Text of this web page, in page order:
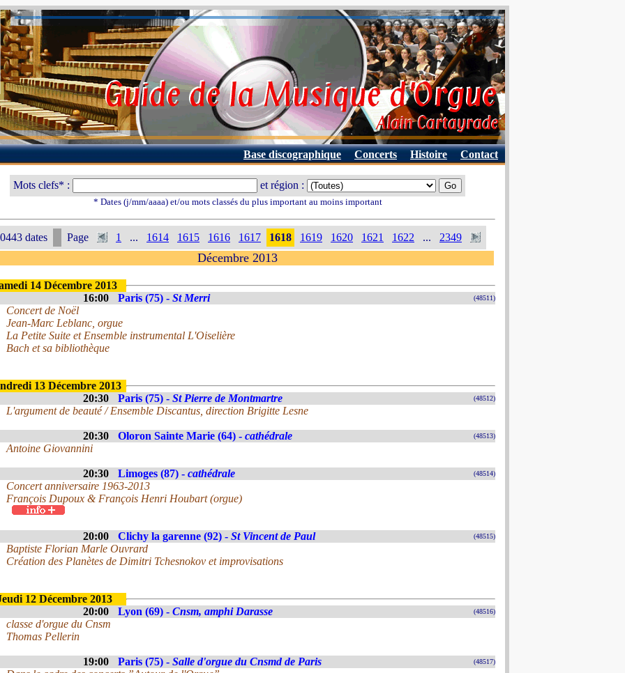
Base discographique Concerts Histoire Contact
Mots clefs* : et région :
* Dates (j/mm/aaaa) et/ou mots classés du plus important au moins important
dates Page 1 ... 1614 1615 1616 1617 1618 1619 1620 1621 1622 ... 2349
Décembre 2013
14 Décembre 2013
16:00
Paris (75) - St Merri (48511)
Concert de Noël
Jean-Marc Leblanc, orgue
La Petite Suite et Ensemble instrumental L'Oiselière
Bach et sa bibliothèque
13 Décembre 2013
20:30
Paris (75) - St Pierre de Montmartre (48512)
L'argument de beauté / Ensemble Discantus, direction Brigitte Lesne
20:30 Oloron Sainte Marie (64) - cathédrale (48513)
Antoine Giovannini
20:30 Limoges (87) - cathédrale (48514)
Concert anniversaire 1963-2013
François Dupoux & François Henri Houbart (orgue)
20:00 Clichy la garenne (92) - St Vincent de Paul (48515)
Baptiste Florian Marle Ouvrard
Création des Planètes de Dimitri Tchesnokov et improvisations
12 Décembre 2013
20:00
Lyon (69) - Cnsm, amphi Darasse (48516)
classe d'orgue du Cnsm
Thomas Pellerin
19:00 Paris (75) - Salle d'orgue du Cnsmd de Paris (48517)